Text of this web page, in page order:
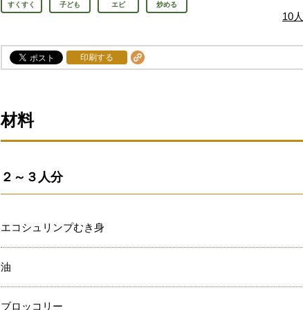
すくすく 子ども エビ 炒める
10人
印刷する
材料
２～３人分
エコシュリンプむき身
油
ブロッコリー